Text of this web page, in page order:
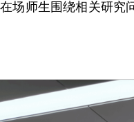
场师生围绕相关研